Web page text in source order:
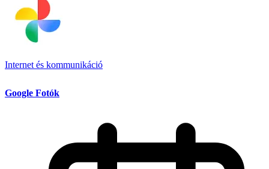
Internet és kommunikáció
Google Fotók